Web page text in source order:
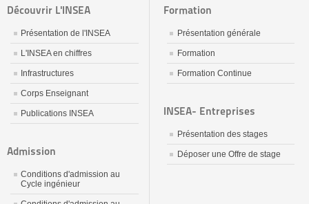
Découvrir L'INSEA
Présentation de l'INSEA
L'INSEA en chiffres
Infrastructures
Corps Enseignant
Publications INSEA
Admission
Conditions d'admission au
Cycle ingénieur
Formation
Présentation générale
Formation
Formation Continue
INSEA- Entreprises
Présentation des stages
Déposer une Offre de stage